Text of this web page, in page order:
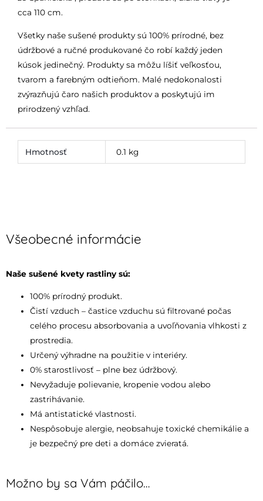
cca 110 cm.
Všetky naše sušené produkty sú 100% prírodné, bez
údržbové a ručné produkované čo robí každý jeden
kúsok jedinečný. Produkty sa môžu líšiť veľkosťou,
tvarom a farebným odtieňom. Malé nedokonalosti
zvýrazňujú čaro našich produktov a poskytujú im
prirodzený vzhľad.
Hmotnosť 0.1 kg
Všeobecné informácie
Naše sušené kvety rastliny sú:
100% prírodný produkt.
Čistí vzduch – častice vzduchu sú filtrované počas
celého procesu absorbovania a uvoľňovania vlhkosti z
prostredia.
Určený výhradne na použitie v interiéry.
0% starostlivosť – plne bez údržbový.
Nevyžaduje polievanie, kropenie vodou alebo
zastrihávanie.
Má antistatické vlastnosti.
Nespôsobuje alergie, neobsahuje toxické chemikálie a
je bezpečný pre deti a domáce zvieratá.
Možno by sa Vám páčilo…
NEDOSTUPNÝ